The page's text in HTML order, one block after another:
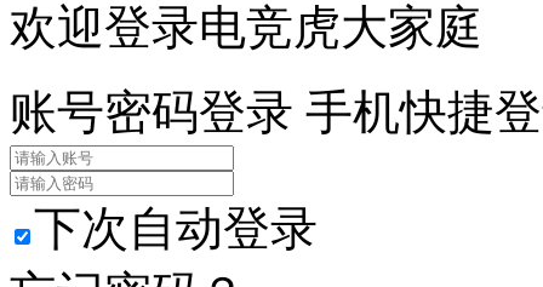
欢迎登录电竞虎大家庭
账号密码登录 手机快捷
下次自动登录